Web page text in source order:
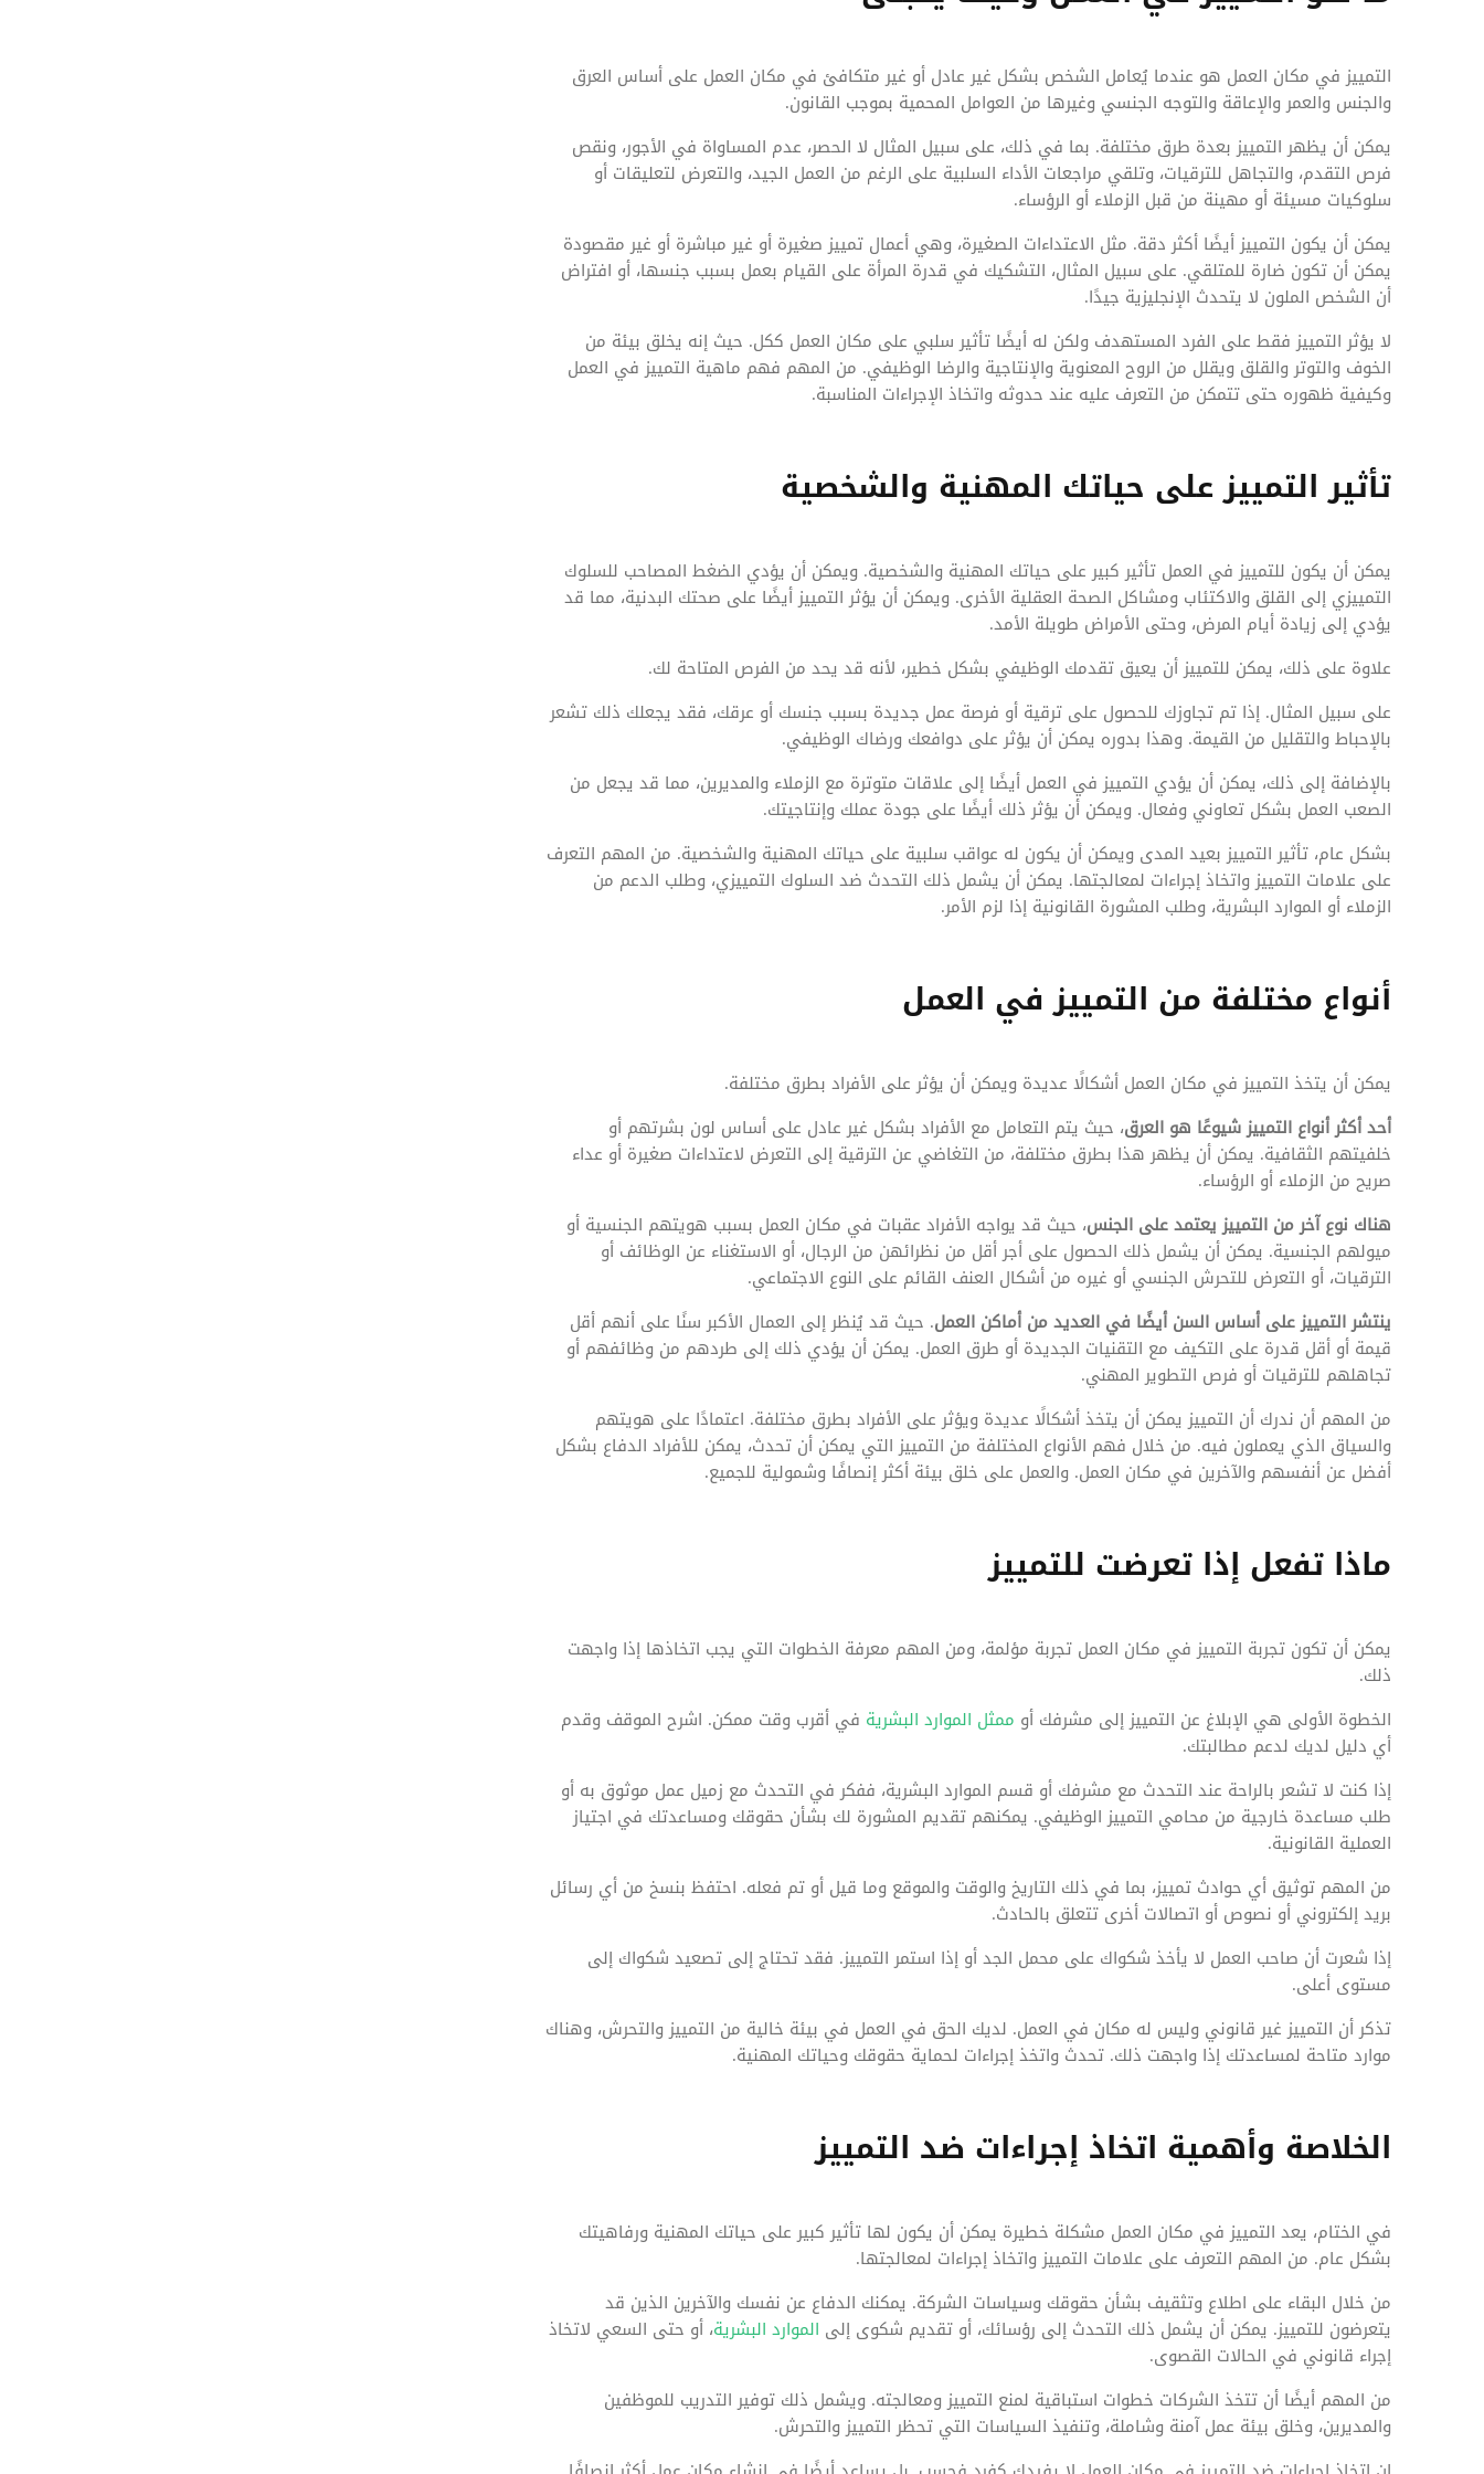
التمييز في مكان العمل هو عندما يُعامل الشخص بشكل غير عادل أو غير متكافئ في مكان العمل على أساس العرق
والجنس والعمر والإعاقة والتوجه الجنسي وغيرها من العوامل المحمية بموجب القانون.
يمكن أن يظهر التمييز بعدة طرق مختلفة. بما في ذلك، على سبيل المثال لا الحصر، عدم المساواة في الأجور، ونقص
فرص التقدم، والتجاهل للترقيات، وتلقي مراجعات الأداء السلبية على الرغم من العمل الجيد، والتعرض لتعليقات أو
سلوكيات مسيئة أو مهينة من قبل الزملاء أو الرؤساء.
يمكن أن يكون التمييز أيضًا أكثر دقة. مثل الاعتداءات الصغيرة، وهي أعمال تمييز صغيرة أو غير مباشرة أو غير مقصودة
يمكن أن تكون ضارة للمتلقي. على سبيل المثال، التشكيك في قدرة المرأة على القيام بعمل بسبب جنسها، أو افتراض
أن الشخص الملون لا يتحدث الإنجليزية جيدًا.
لا يؤثر التمييز فقط على الفرد المستهدف ولكن له أيضًا تأثير سلبي على مكان العمل ككل. حيث إنه يخلق بيئة من
الخوف والتوتر والقلق ويقلل من الروح المعنوية والإنتاجية والرضا الوظيفي. من المهم فهم ماهية التمييز في العمل
وكيفية ظهوره حتى تتمكن من التعرف عليه عند حدوثه واتخاذ الإجراءات المناسبة.
تأثير التمييز على حياتك المهنية والشخصية
يمكن أن يكون للتمييز في العمل تأثير كبير على حياتك المهنية والشخصية. ويمكن أن يؤدي الضغط المصاحب للسلوك
التمييزي إلى القلق والاكتئاب ومشاكل الصحة العقلية الأخرى. ويمكن أن يؤثر التمييز أيضًا على صحتك البدنية، مما قد
يؤدي إلى زيادة أيام المرض، وحتى الأمراض طويلة الأمد.
علاوة على ذلك، يمكن للتمييز أن يعيق تقدمك الوظيفي بشكل خطير، لأنه قد يحد من الفرص المتاحة لك.
على سبيل المثال. إذا تم تجاوزك للحصول على ترقية أو فرصة عمل جديدة بسبب جنسك أو عرقك، فقد يجعلك ذلك تشعر
بالإحباط والتقليل من القيمة. وهذا بدوره يمكن أن يؤثر على دوافعك ورضاك الوظيفي.
بالإضافة إلى ذلك، يمكن أن يؤدي التمييز في العمل أيضًا إلى علاقات متوترة مع الزملاء والمديرين، مما قد يجعل من
الصعب العمل بشكل تعاوني وفعال. ويمكن أن يؤثر ذلك أيضًا على جودة عملك وإنتاجيتك.
بشكل عام، تأثير التمييز بعيد المدى ويمكن أن يكون له عواقب سلبية على حياتك المهنية والشخصية. من المهم التعرف
على علامات التمييز واتخاذ إجراءات لمعالجتها. يمكن أن يشمل ذلك التحدث ضد السلوك التمييزي، وطلب الدعم من
الزملاء أو الموارد البشرية، وطلب المشورة القانونية إذا لزم الأمر.
أنواع مختلفة من التمييز في العمل
يمكن أن يتخذ التمييز في مكان العمل أشكالًا عديدة ويمكن أن يؤثر على الأفراد بطرق مختلفة.
أحد أكثر أنواع التمييز شيوعًا هو العرق، حيث يتم التعامل مع الأفراد بشكل غير عادل على أساس لون بشرتهم أو
خلفيتهم الثقافية. يمكن أن يظهر هذا بطرق مختلفة، من التغاضي عن الترقية إلى التعرض لاعتداءات صغيرة أو عداء
صريح من الزملاء أو الرؤساء.
هناك نوع آخر من التمييز يعتمد على الجنس، حيث قد يواجه الأفراد عقبات في مكان العمل بسبب هويتهم الجنسية أو
ميولهم الجنسية. يمكن أن يشمل ذلك الحصول على أجر أقل من نظرائهن من الرجال، أو الاستغناء عن الوظائف أو
الترقيات، أو التعرض للتحرش الجنسي أو غيره من أشكال العنف القائم على النوع الاجتماعي.
ينتشر التمييز على أساس السن أيضًا في العديد من أماكن العمل. حيث قد يُنظر إلى العمال الأكبر سنًا على أنهم أقل
قيمة أو أقل قدرة على التكيف مع التقنيات الجديدة أو طرق العمل. يمكن أن يؤدي ذلك إلى طردهم من وظائفهم أو
تجاهلهم للترقيات أو فرص التطوير المهني.
من المهم أن ندرك أن التمييز يمكن أن يتخذ أشكالًا عديدة ويؤثر على الأفراد بطرق مختلفة. اعتمادًا على هويتهم
والسياق الذي يعملون فيه. من خلال فهم الأنواع المختلفة من التمييز التي يمكن أن تحدث، يمكن للأفراد الدفاع بشكل
أفضل عن أنفسهم والآخرين في مكان العمل. والعمل على خلق بيئة أكثر إنصافًا وشمولية للجميع.
ماذا تفعل إذا تعرضت للتمييز
يمكن أن تكون تجربة التمييز في مكان العمل تجربة مؤلمة، ومن المهم معرفة الخطوات التي يجب اتخاذها إذا واجهت
ذلك.
الخطوة الأولى هي الإبلاغ عن التمييز إلى مشرفك أو ممثل الموارد البشرية في أقرب وقت ممكن. اشرح الموقف وقدم
أي دليل لديك لدعم مطالبتك.
إذا كنت لا تشعر بالراحة عند التحدث مع مشرفك أو قسم الموارد البشرية، ففكر في التحدث مع زميل عمل موثوق به أو
طلب مساعدة خارجية من محامي التمييز الوظيفي. يمكنهم تقديم المشورة لك بشأن حقوقك ومساعدتك في اجتياز
العملية القانونية.
من المهم توثيق أي حوادث تمييز، بما في ذلك التاريخ والوقت والموقع وما قيل أو تم فعله. احتفظ بنسخ من أي رسائل
بريد إلكتروني أو نصوص أو اتصالات أخرى تتعلق بالحادث.
إذا شعرت أن صاحب العمل لا يأخذ شكواك على محمل الجد أو إذا استمر التمييز. فقد تحتاج إلى تصعيد شكواك إلى
مستوى أعلى.
تذكر أن التمييز غير قانوني وليس له مكان في العمل. لديك الحق في العمل في بيئة خالية من التمييز والتحرش، وهناك
موارد متاحة لمساعدتك إذا واجهت ذلك. تحدث واتخذ إجراءات لحماية حقوقك وحياتك المهنية.
الخلاصة وأهمية اتخاذ إجراءات ضد التمييز
في الختام، يعد التمييز في مكان العمل مشكلة خطيرة يمكن أن يكون لها تأثير كبير على حياتك المهنية ورفاهيتك
بشكل عام. من المهم التعرف على علامات التمييز واتخاذ إجراءات لمعالجتها.
من خلال البقاء على اطلاع وتثقيف بشأن حقوقك وسياسات الشركة. يمكنك الدفاع عن نفسك والآخرين الذين قد
يتعرضون للتمييز. يمكن أن يشمل ذلك التحدث إلى رؤسائك، أو تقديم شكوى إلى الموارد البشرية، أو حتى السعي لاتخاذ
إجراء قانوني في الحالات القصوى.
من المهم أيضًا أن تتخذ الشركات خطوات استباقية لمنع التمييز ومعالجته. ويشمل ذلك توفير التدريب للموظفين
والمديرين، وخلق بيئة عمل آمنة وشاملة، وتنفيذ السياسات التي تحظر التمييز والتحرش.